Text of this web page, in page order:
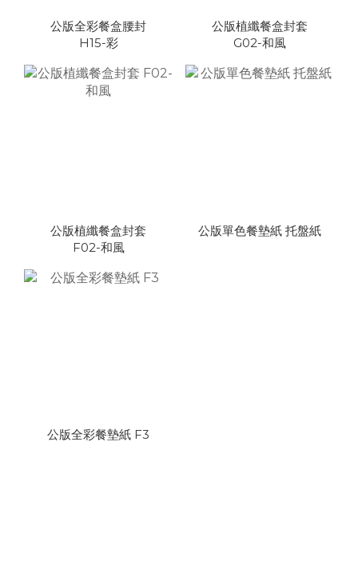
公版全彩餐盒腰封
H15-彩
公版植纖餐盒封套
G02-和風
公版植纖餐盒封套
F02-和風
公版單色餐墊紙 托盤紙
公版全彩餐墊紙 F3